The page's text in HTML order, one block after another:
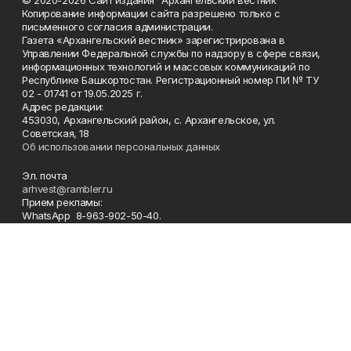
Копирование информации сайта разрешено только с
письменного согласия администрации.
Газета «Архангельский вестник» зарегистрирована в
Управлении Федеральной службы по надзору в сфере связи,
информационных технологий и массовых коммуникаций по
Республике Башкортостан. Регистрационный номер ПИ № ТУ
02 - 01741 от 19.05.2025 г.
Адрес редакции:
453030, Архангельский район, с. Архангельское, ул.
Советская, 18
Об использовании персональных данных
Эл. почта
arhvest@rambler.ru
Прием рекламы:
WhatsApp 8-963-902-50-40.